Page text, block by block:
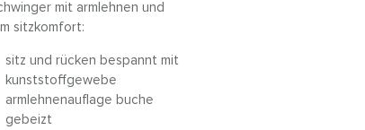
mit armlehnen und
sitzkomfort:
sitz und rücken bespannt mit
kunststoffgewebe
armlehnenauflage buche
gebeizt